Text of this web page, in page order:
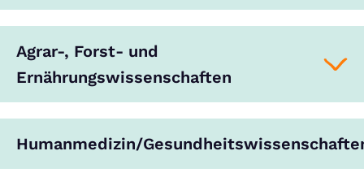
Agrar-, Forst- und
Ernährungswissenschaften
Humanmedizin/